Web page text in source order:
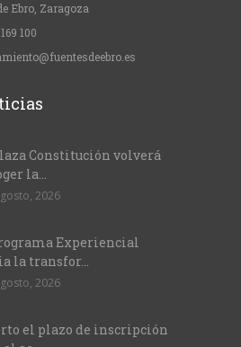
Ebro, Zaragoza
100
Constitución volverá
la...
2026
Experiencial
la transfor...
2026
el plazo de inscripción